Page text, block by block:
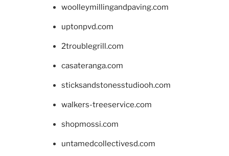
woolleymillingandpaving.com
uptonpvd.com
2troublegrill.com
casateranga.com
sticksandstonesstudiooh.com
walkers-treeservice.com
shopmossi.com
untamedcollectivesd.com